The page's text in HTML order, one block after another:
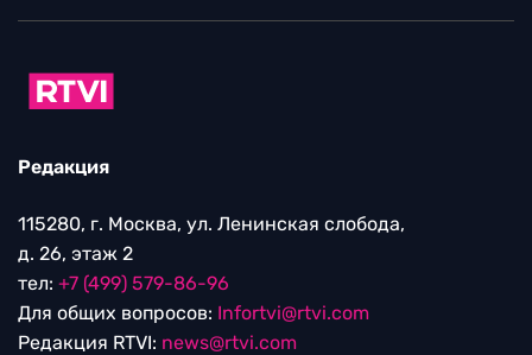
Редакция
115280, г. Москва, ул. Ленинская слобода,
д. 26, этаж 2
тел: +7 (499) 579-86-96
Для общих вопросов: Infortvi@rtvi.com
Редакция RTVI: news@rtvi.com